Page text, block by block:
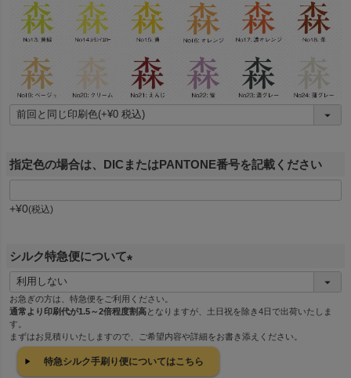
指定色の場合は、DICまたはPANTONE番号を記載ください
+¥0 税込
シルク特急便について
必
須
)
お急ぎの方は、特急便をご利用ください。
通常より印刷代が1.5～2倍程度割高となりますが、土日祝を除き4日で出荷いたしま
す。
まずはお見積りいたしますので、ご希望内容や詳細をお書き添えください。
特急シルク手刷り便についてはこちら